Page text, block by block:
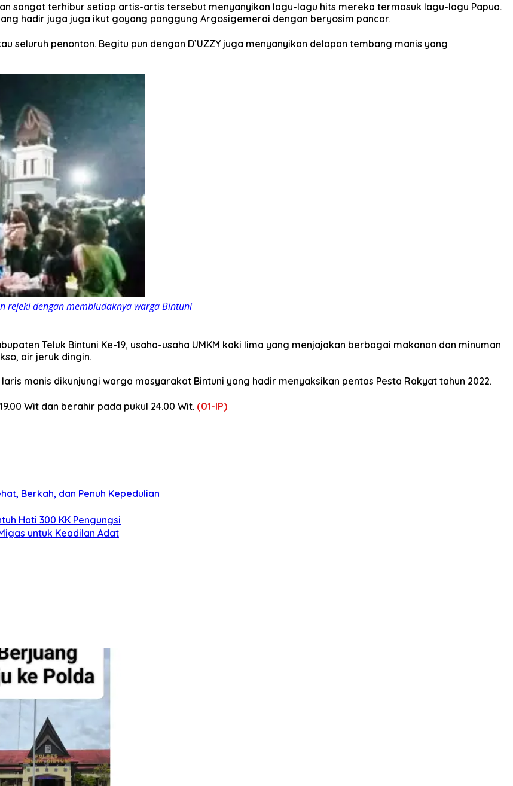
sangat terhibur setiap artis-artis tersebut menyanyikan lagu-lagu hits mereka termasuk lagu-lagu Papua.
hadir juga juga ikut goyang panggung Argosigemerai dengan beryosim pancar.
seluruh penonton. Begitu pun dengan D’UZZY juga menyanyikan delapan tembang manis yang
rejeki dengan membludaknya warga Bintuni
Teluk Bintuni Ke-19, usaha-usaha UMKM kaki lima yang menjajakan berbagai makanan dan minuman
air jeruk dingin.
manis dikunjungi warga masyarakat Bintuni yang hadir menyaksikan pentas Pesta Rakyat tahun 2022.
Wit dan berahir pada pukul 24.00 Wit. (01-IP)
Berkah, dan Penuh Kepedulian
Hati 300 KK Pengungsi
untuk Keadilan Adat